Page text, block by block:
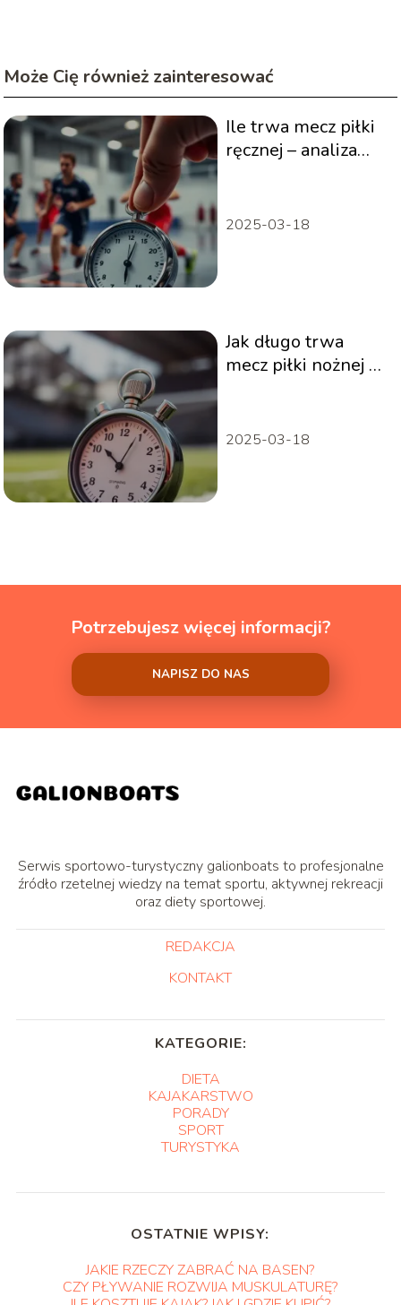
Może Cię również zainteresować
Ile trwa mecz piłki
ręcznej – analiza
2025-03-18
Jak długo trwa
mecz piłki nożnej –
2025-03-18
Potrzebujesz więcej informacji?
NAPISZ DO NAS
Serwis sportowo-turystyczny galionboats to profesjonalne
źródło rzetelnej wiedzy na temat sportu, aktywnej rekreacji
oraz diety sportowej.
REDAKCJA
KONTAKT
KATEGORIE:
DIETA
KAJAKARSTWO
PORADY
SPORT
TURYSTYKA
OSTATNIE WPISY:
JAKIE RZECZY ZABRAĆ NA BASEN?
CZY PŁYWANIE ROZWIJA MUSKULATURĘ?